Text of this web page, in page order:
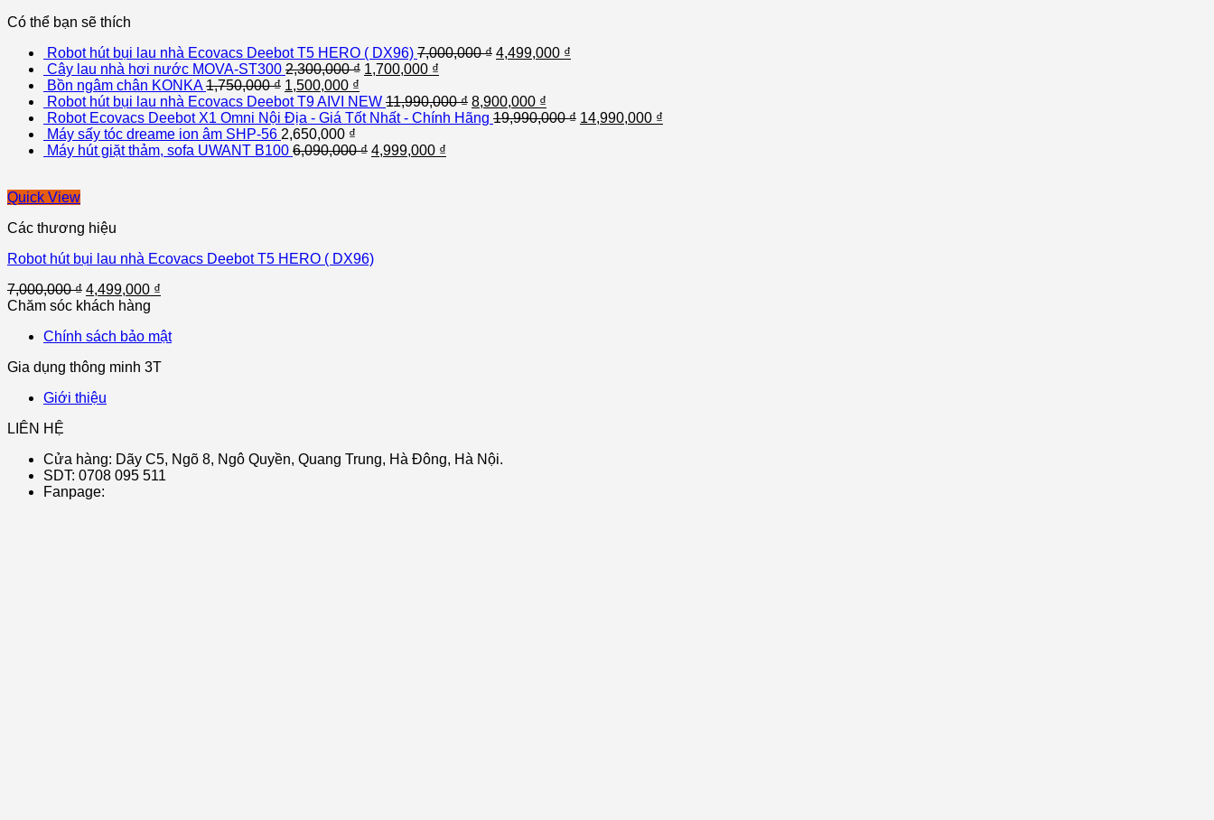
Có thể bạn sẽ thích
Robot hút bụi lau nhà Ecovacs Deebot T5 HERO ( DX96) 7,000,000₫ 4,499,000 ₫
Cây lau nhà hơi nước MOVA-ST300 2,300,000₫ 1,700,000 ₫
Bồn ngâm chân KONKA 1,750,000₫ 1,500,000 ₫
Robot hút bụi lau nhà Ecovacs Deebot T9 AIVI NEW 11,990,000₫ 8,900,000 ₫
Robot Ecovacs Deebot X1 Omni Nội Địa - Giá Tốt Nhất - Chính Hãng 19,990,000₫ 14,990,000 ₫
Máy sấy tóc dreame ion âm SHP-56 2,650,000 ₫
Máy hút giặt thảm, sofa UWANT B100 6,090,000₫ 4,999,000 ₫
Quick View
Các thương hiệu
Robot hút bụi lau nhà Ecovacs Deebot T5 HERO ( DX96)
7,000,000₫ 4,499,000 ₫
Chăm sóc khách hàng
Chính sách bảo mật
Gia dụng thông minh 3T
Giới thiệu
LIÊN HỆ
Cửa hàng: Dãy C5, Ngõ 8, Ngô Quyền, Quang Trung, Hà Đông, Hà Nội.
SDT: 0708 095 511
Fanpage: